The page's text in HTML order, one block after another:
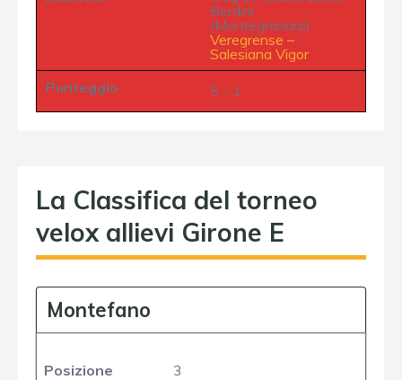
Berdini
(Montegranaro)
Veregrense –
Salesiana Vigor
Punteggio
5 - 1
La Classifica del torneo
velox allievi Girone E
Montefano
Posizione 3